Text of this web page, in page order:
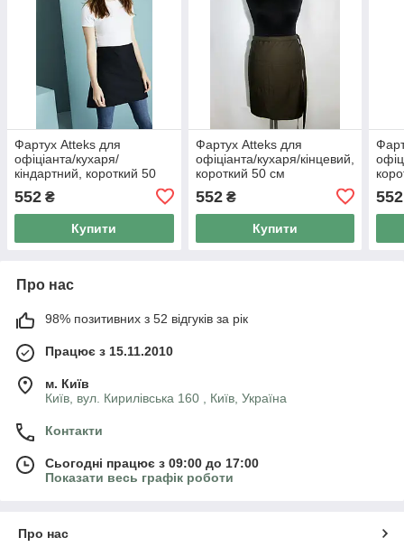
Фартух Atteks для
офіціанта/кухаря/
кіндартний, короткий 50
см чорний без кишень —
00221
552 ₴
Купити
Фартух Atteks для
офіціанта/кухаря/кінцевий,
короткий 50 см
552₴
Купити
552
Про нас
98% позитивних з 52 відгуків за рік
Працює з 15.11.2010
м. Київ
Київ, вул. Кирилівська 160 , Київ, Україна
Контакти
Сьогодні працює з 09:00 до 17:00
Показати весь графік роботи
Про нас